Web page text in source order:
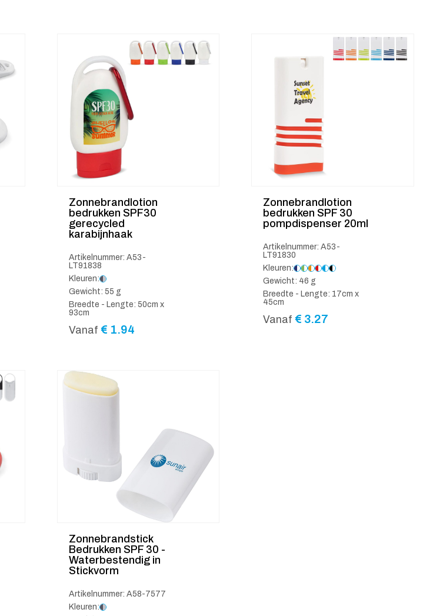
Zonnebrandlotion
bedrukken SPF30
gerecycled
karabijnhaak
Artikelnummer: A53-
LT91838
Kleuren:
Gewicht: 55 g
Breedte - Lengte: 50cm x
93cm
Vanaf € 1.94
Zonnebrandlotion
bedrukken SPF 30
pompdispenser 20ml
Artikelnummer: A53-
LT91830
Kleuren:
Gewicht: 46 g
Breedte - Lengte: 17cm x
45cm
Vanaf € 3.27
Zonnebrandstick
Bedrukken SPF 30 -
Waterbestendig in
Stickvorm
Artikelnummer: A58-7577
Kleuren: